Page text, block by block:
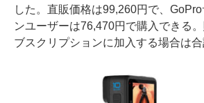
した。直販価格は99,260円で、
ンユーザーは76,470円で購入できる
ブスクリプションに加入する場合は合